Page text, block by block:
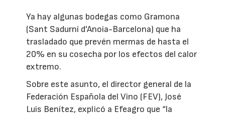
Ya hay algunas bodegas como Gramona
(Sant Sadurní d'Anoia-Barcelona) que ha
trasladado que prevén mermas de hasta el
20% en su cosecha por los efectos del calor
extremo.
Sobre este asunto, el director general de la
Federación Española del Vino (FEV), José
Luis Benítez, explicó a Efeagro que “la